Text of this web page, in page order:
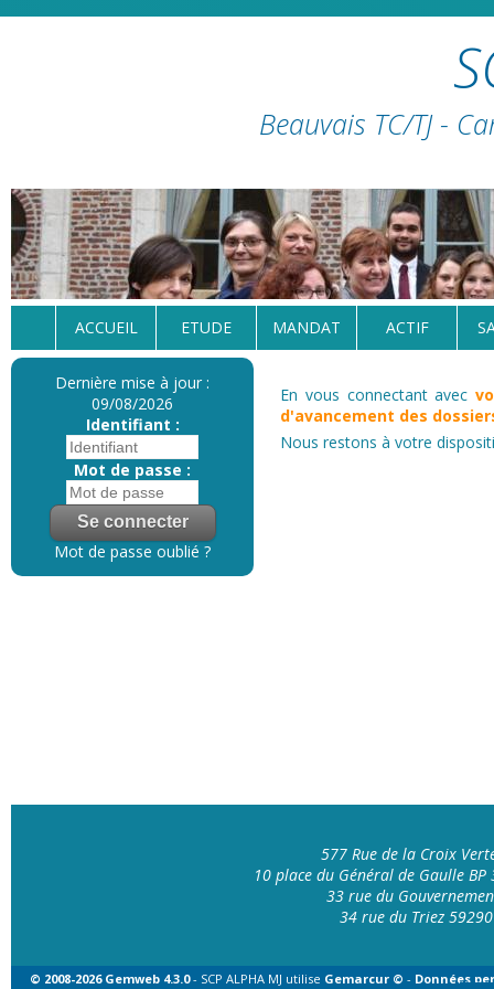
Beauvais TC/TJ -
ACCUEIL ETUDE MANDAT ACTIF
Dernière mise à jour :
09/08/2026
Identifiant :
Mot de passe :
Mot de passe oublié ?
En vous connectant avec
d'avancement des
Nous restons à votre
577 Rue de la Croix
10 place du Général de Gaulle BP
33 rue du
34 rue du Triez 59290
© 2008-2026 Gemweb 4.3.0- SCP ALPHA MJ utilise Gemarcur © - Données